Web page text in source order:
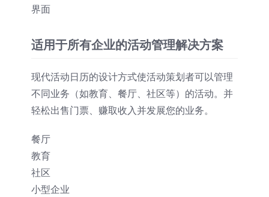
界面
适用于所有企业的活动管理解决方案
现代活动日历的设计方式使活动策划者可以管理
不同业务（如教育、餐厅、社区等）的活动。并
轻松出售门票、赚取收入并发展您的业务。
餐厅
教育
社区
小型企业